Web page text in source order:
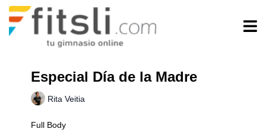
Especial Día de la Madre
Rita Veitia
Full Body